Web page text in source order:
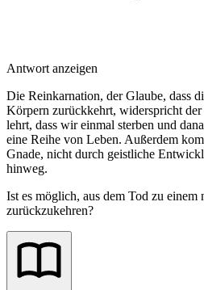
Antwort anzeigen
Die Reinkarnation, der Glaube, dass
Körpern zurückkehrt, widerspricht
lehrt, dass wir einmal sterben und
eine Reihe von Leben. Außerdem
Gnade, nicht durch geistliche
hinweg.
Ist es möglich, aus dem Tod zu einem
zurückzukehren?